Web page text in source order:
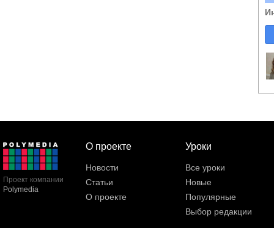
Проект компании
Polymedia
О проекте
Новости
Статьи
О проекте
Уроки
Все уроки
Новые
Популярные
Выбор редакции